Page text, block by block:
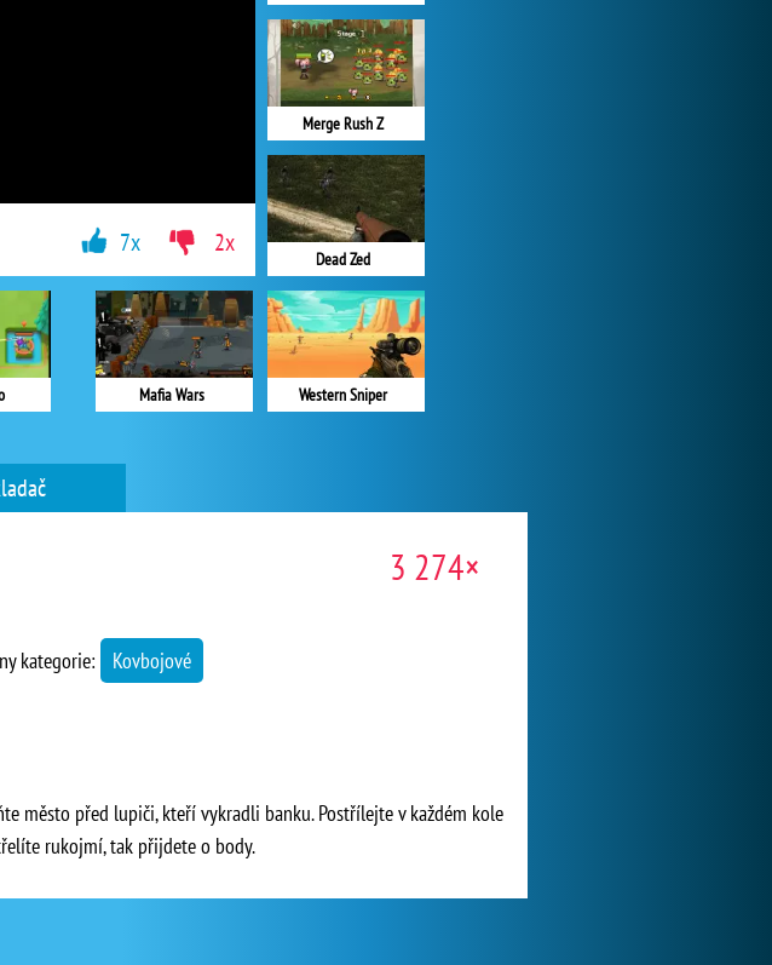
Merge Rush Z
Dead Zed
Western Sniper
Mafia Wars
7x 2x
3 274×
kategorie: Kovbojové
město před lupiči, kteří vykradli banku. Postřílejte v každém kole
rukojmí, tak přijdete o body.